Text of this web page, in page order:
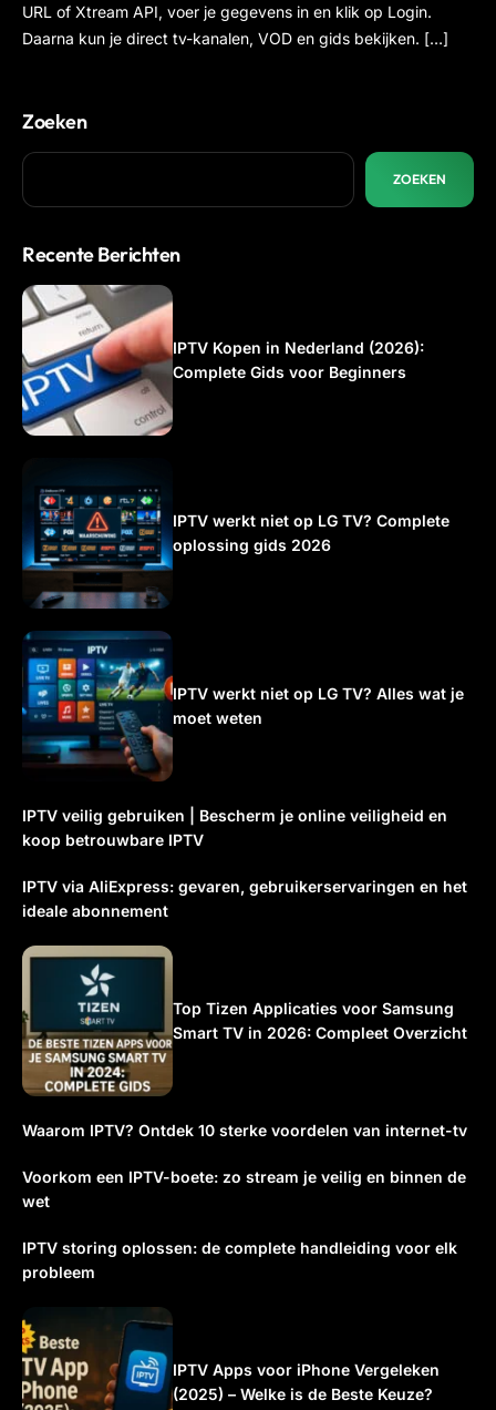
URL of Xtream API, voer je gegevens in en klik op Login.
Daarna kun je direct tv-kanalen, VOD en gids bekijken. […]
Zoeken
ZOEKEN
Recente Berichten
IPTV Kopen in Nederland (2026):
Complete Gids voor Beginners
IPTV werkt niet op LG TV? Complete
oplossing gids 2026
IPTV werkt niet op LG TV? Alles wat je
moet weten
IPTV veilig gebruiken | Bescherm je online veiligheid en
koop betrouwbare IPTV
IPTV via AliExpress: gevaren, gebruikerservaringen en het
ideale abonnement
Top Tizen Applicaties voor Samsung
Smart TV in 2026: Compleet Overzicht
Waarom IPTV? Ontdek 10 sterke voordelen van internet-tv
Voorkom een IPTV-boete: zo stream je veilig en binnen de
wet
IPTV storing oplossen: de complete handleiding voor elk
probleem
IPTV Apps voor iPhone Vergeleken
(2025) – Welke is de Beste Keuze?